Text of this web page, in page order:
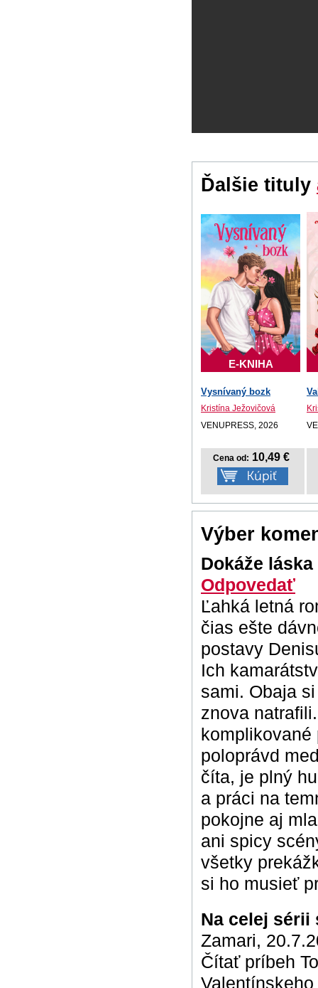
Ďalšie tituly
E-KNIHA
Vysnívaný bozk
Kristína Ježovičová
VENUPRESS, 2026
Cena od: 10,49 €
Výber
Dokáže
Odpovedať
Ľahká letná
čias ešte
postavy
Ich
sami. Obaja
znova
poloprávd
číta, je plný
a práci na
pokojne aj
ani spicy
všetky
si ho musieť
Na celej sérii
Zamari,
Čítať príbeh